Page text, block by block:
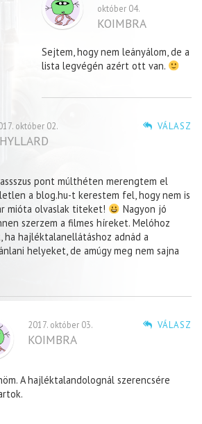
október 04.
KOIMBRA
Sejtem, hogy nem leányálom, de a
lista legvégén azért ott van.
VÁLASZ
október 02.
pont múlthéten merengtem el
a blog.hu-t kerestem fel, hogy nem is
mióta olvaslak titeket!
Nagyon jó
szerzem a filmes híreket. Melóhoz
ha hajléktalanellátáshoz adnád a
helyeket, de amúgy meg nem sajna
VÁLASZ
2017. október 03.
KOIMBRA
A hajléktalandolognál szerencsére